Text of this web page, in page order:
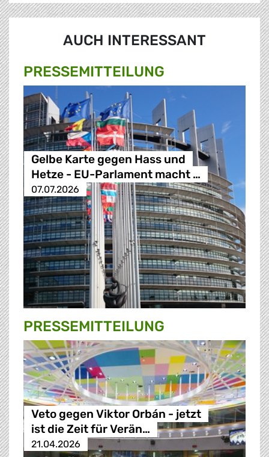
AUCH INTERESSANT
PRESSE­MITTEILUNG
Gelbe Karte gegen Hass und
Hetze - EU-Parlament macht …
07.07.2026
PRESSE­MITTEILUNG
Veto gegen Viktor Orbán - jetzt
ist die Zeit für Verän…
21.04.2026